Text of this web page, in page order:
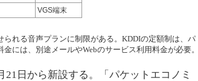
VGS端末
れる音声プランに制限がある。KDDIの定額制は、パ
には、別途メールやWebのサービス利用料金が必要。
日から新設する。「パケットエコノミ